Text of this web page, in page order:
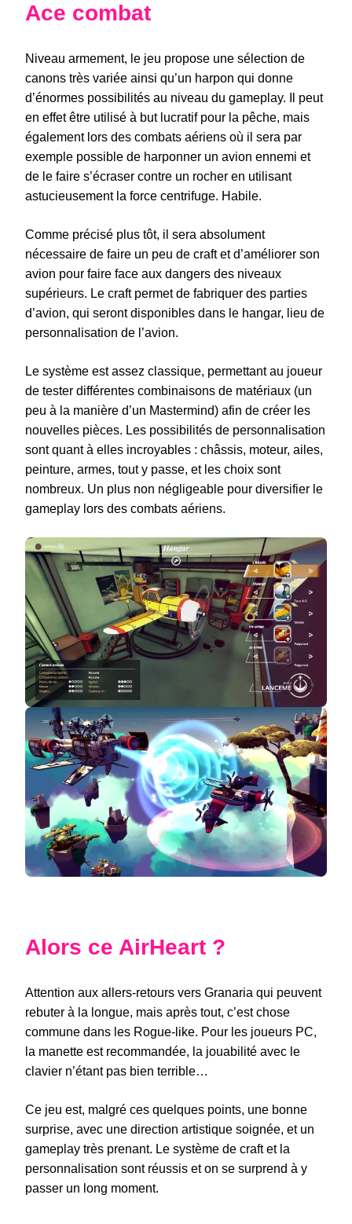
Ace combat
Niveau armement, le jeu propose une sélection de
canons très variée ainsi qu’un harpon qui donne
d’énormes possibilités au niveau du gameplay. Il peut
en effet être utilisé à but lucratif pour la pêche, mais
également lors des combats aériens où il sera par
exemple possible de harponner un avion ennemi et
de le faire s’écraser contre un rocher en utilisant
astucieusement la force centrifuge. Habile.
Comme précisé plus tôt, il sera absolument
nécessaire de faire un peu de craft et d’améliorer son
avion pour faire face aux dangers des niveaux
supérieurs. Le craft permet de fabriquer des parties
d’avion, qui seront disponibles dans le hangar, lieu de
personnalisation de l’avion.
Le système est assez classique, permettant au joueur
de tester différentes combinaisons de matériaux (un
peu à la manière d’un Mastermind) afin de créer les
nouvelles pièces. Les possibilités de personnalisation
sont quant à elles incroyables : châssis, moteur, ailes,
peinture, armes, tout y passe, et les choix sont
nombreux. Un plus non négligeable pour diversifier le
gameplay lors des combats aériens.
Alors ce AirHeart ?
Attention aux allers-retours vers Granaria qui peuvent
rebuter à la longue, mais après tout, c’est chose
commune dans les Rogue-like. Pour les joueurs PC,
la manette est recommandée, la jouabilité avec le
clavier n’étant pas bien terrible…
Ce jeu est, malgré ces quelques points, une bonne
surprise, avec une direction artistique soignée, et un
gameplay très prenant. Le système de craft et la
personnalisation sont réussis et on se surprend à y
passer un long moment.